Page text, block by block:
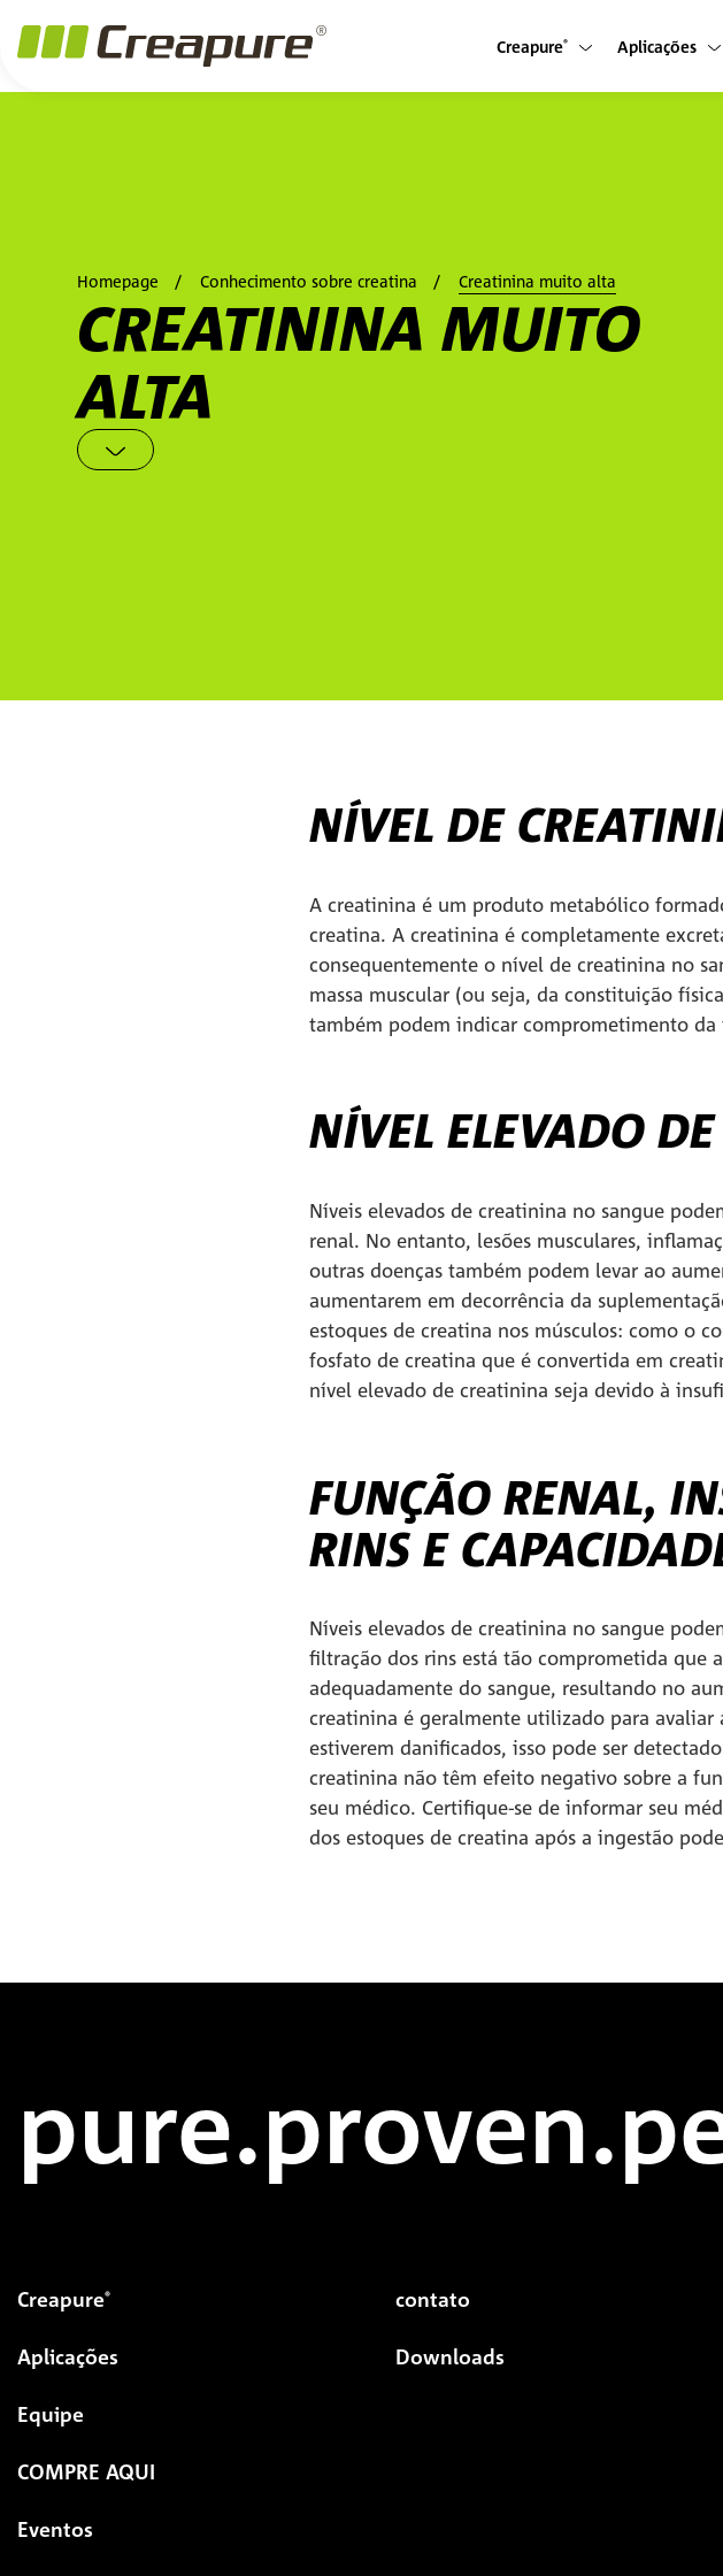
Creapure® Aplicações
Homepage Conhecimento sobre creatina Creatinina muito alta
CREATININA MUITO
ALTA
NÍVEL DE
A creatinina é um produto metabólico
creatina. A creatinina é completamente
consequentemente o nível de creatinina no
massa muscular (ou seja, da constituição
também podem indicar comprometimento
NÍVEL ELEVADO
Níveis elevados de creatinina no sangue
renal. No entanto, lesões musculares,
outras doenças também podem levar ao
aumentarem em decorrência da
estoques de creatina nos músculos: como o
fosfato de creatina que é convertida em
nível elevado de creatinina seja devido à
FUNÇÃO RENAL,
RINS E
Níveis elevados de creatinina no sangue
filtração dos rins está tão comprometida que
adequadamente do sangue, resultando no
creatinina é geralmente utilizado para avaliar
estiverem danificados, isso pode ser
creatinina não têm efeito negativo sobre a
seu médico. Certifique-se de informar seu
dos estoques de creatina após a ingestão
Creapure®
Aplicações
Equipe
COMPRE AQUI
Eventos
contato
Downloads